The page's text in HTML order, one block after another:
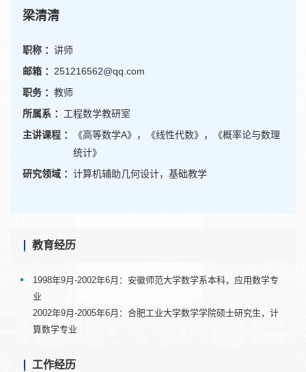
梁清清
职称 ： 讲师
邮箱 ： 251216562@qq.com
职务 ： 教师
所属系 ： 工程数学教研室
主讲课程 ：
《高等数学A》，《线性代数》，《概率论与数理
统计》
研究领域 ： 计算机辅助几何设计，基础教学
教育经历
1998年9月-2002年6月：安徽师范大学数学系本科，应用数学专
业
2002年9月-2005年6月：合肥工业大学数学学院硕士研究生，计
算数学专业
工作经历